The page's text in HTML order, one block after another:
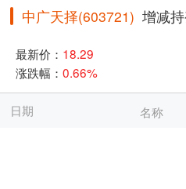
中广天择(603721) 增减
最新价： 18.29
涨跌幅： 0.66%
日期 名称